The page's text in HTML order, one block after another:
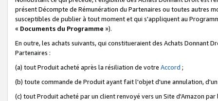
présent Décompte de Rémunération du Partenaires ou toutes autres
susceptibles de publier à tout moment et qui s'appliquent au
« Documents du Programme »).
En outre, les achats suivants, qui constitueraient des Achats Donnant
Partenaires :
(a) tout Produit acheté après la résiliation de votre Accord ;
(b) toute commande de Produit ayant fait l'objet d'une annulation,
(c) tout Produit acheté par un client renvoyé vers un Site d'Amazon